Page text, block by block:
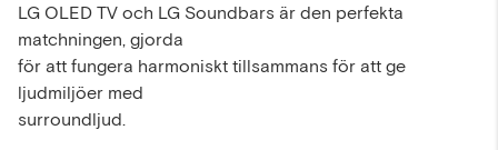
LG OLED TV och LG Soundbars är den perfekta
matchningen, gjorda
för att fungera harmoniskt tillsammans för att ge
ljudmiljöer med
surroundljud.